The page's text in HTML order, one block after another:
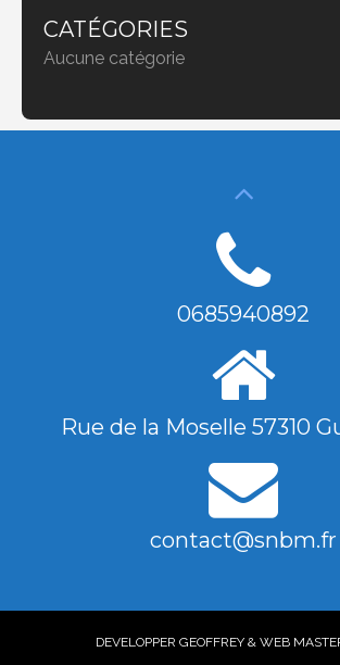
CATÉGORIES
Aucune catégorie
0685940892
Rue de la Moselle 57310
contact@snbm.fr
DEVELOPPER GEOFFREY & WEB